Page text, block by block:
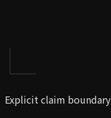
Explicit claim boundary